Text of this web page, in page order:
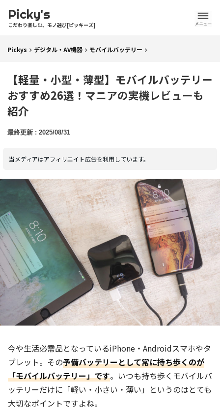
Picky's
こだわり楽しむ、モノ選び[ピッキーズ]
Pickys デジタル・AV機器 モバイルバッテリー
【軽量・小型・薄型】モバイルバッテリー
おすすめ26選！マニアの実機レビューも
紹介
2025/08/31
当メディアはアフィリエイト広告を利用しています。
今や生活必需品となっているiPhone・Androidスマホやタ
ブレット。その予備バッテリーとして常に持ち歩くのが
「モバイルバッテリー」です。いつも持ち歩くモバイルバ
ッテリーだけに「軽い・小さい・薄い」というのはとても
大切なポイントですよね。